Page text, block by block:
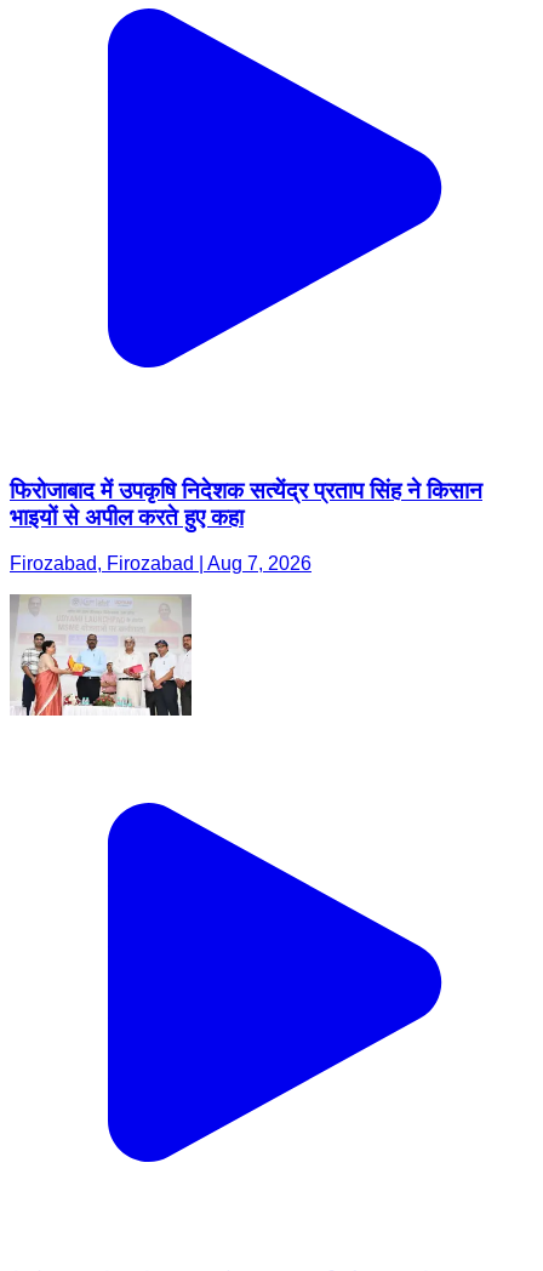
फिरोजाबाद में उपकृषि निदेशक सत्येंद्र प्रताप सिंह ने किसान
भाइयों से अपील करते हुए कहा
Firozabad, Firozabad | Aug 7, 2026